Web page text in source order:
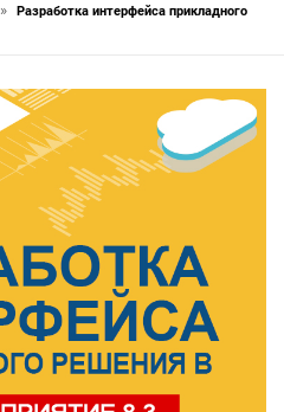
»
Разработка интерфейса прикладного